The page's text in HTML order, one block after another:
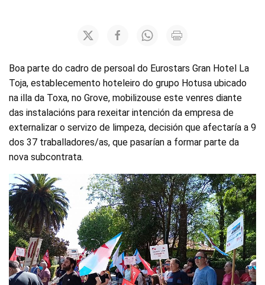
Boa parte do cadro de persoal do Eurostars Gran Hotel La
Toja, establecemento hoteleiro do grupo Hotusa ubicado
na illa da Toxa, no Grove, mobilizouse este venres diante
das instalacións para rexeitar intención da empresa de
externalizar o servizo de limpeza, decisión que afectaría a 9
dos 37 traballadores/as, que pasarían a formar parte da
nova subcontrata.